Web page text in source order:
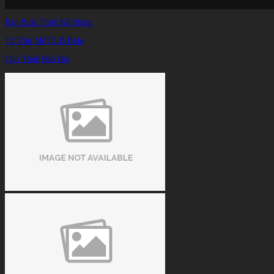
Bàn Bida Thiết Kế Riêng
Tư Vấn Mở CLB Bida
Cho Thuê Bàn Bia